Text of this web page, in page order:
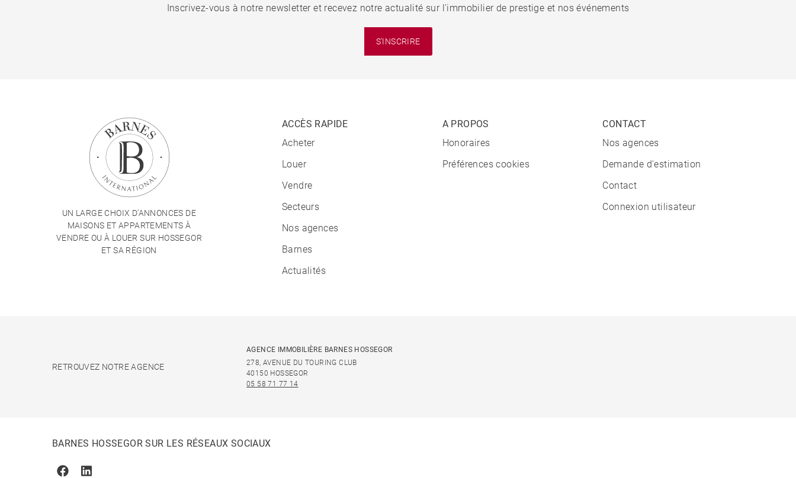
Inscrivez-vous à notre newsletter et recevez notre actualité sur l'immobilier de prestige et nos événements
S'INSCRIRE
UN LARGE CHOIX D'ANNONCES DE
MAISONS ET APPARTEMENTS À
VENDRE OU À LOUER SUR HOSSEGOR
ET SA RÉGION
ACCÈS RAPIDE
Acheter
Louer
Vendre
Secteurs
Nos agences
Barnes
Actualités
A PROPOS
Honoraires
Préférences cookies
CONTACT
Nos agences
Demande d'estimation
Contact
Connexion utilisateur
RETROUVEZ NOTRE AGENCE
AGENCE IMMOBILIÈRE BARNES HOSSEGOR
278, AVENUE DU TOURING CLUB
40150 HOSSEGOR
05 58 71 77 14
BARNES HOSSEGOR SUR LES RÉSEAUX SOCIAUX